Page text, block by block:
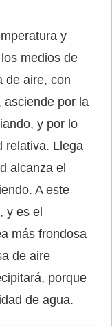
y
medios de
de aire, con
asciende por la
y por lo
relativa. Llega
alcanza el
A este
y es el
más frondosa
de aire
porque
de agua.